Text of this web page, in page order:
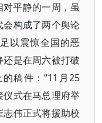
平静的一周，虽
构成了两个舆论
以震惊全国的恶
是在周六被打破
稿件：“11月25
式在马总理府举
伟正式将援助校